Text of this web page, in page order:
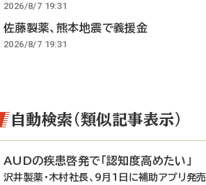
2026/8/7 19:31
佐藤製薬、熊本地震で義援金
2026/8/7 19:31
自動検索（類似記事表示）
AUDの疾患啓発で「認知度高めたい」
沢井製薬・木村社長、9月1日に補助アプリ発売